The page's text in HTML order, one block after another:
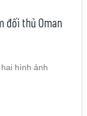
đối thủ Oman
hình ảnh